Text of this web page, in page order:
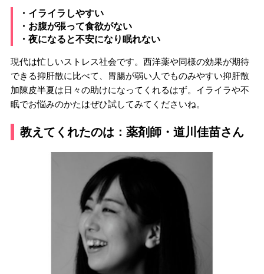
・イライラしやすい
・お腹が張って食欲がない
・夜になると不安になり眠れない
現代は忙しいストレス社会です。西洋薬や同様の効果が期待
できる抑肝散に比べて、胃腸が弱い人でものみやすい抑肝散
加陳皮半夏は日々の助けになってくれるはず。イライラや不
眠でお悩みのかたはぜひ試してみてくださいね。
教えてくれたのは：薬剤師・道川佳苗さん